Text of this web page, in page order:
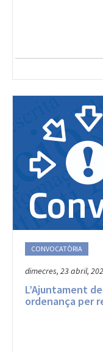
dimecres, 23 abril,
L’Ajuntament
ordenança per